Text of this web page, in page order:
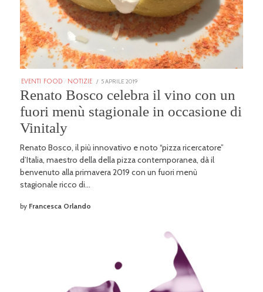
EVENTI FOOD NOTIZIE
POSTED
5 APRILE 2019
GENNAIO
2026
Renato Bosco celebra il vino con un
fuori menù stagionale in occasione di
Vinitaly
Renato Bosco, il più innovativo e noto “pizza ricercatore”
d’Italia, maestro della della pizza contemporanea, dà il
benvenuto alla primavera 2019 con un fuori menù
stagionale ricco di…
by Francesca Orlando